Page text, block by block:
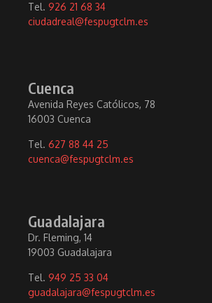
Tel. 926 21 68 34
ciudadreal@fespugtclm.es
Cuenca
Avenida Reyes Católicos, 78
16003 Cuenca
Tel. 627 88 44 25
cuenca@fespugtclm.es
Guadalajara
Dr. Fleming, 14
19003 Guadalajara
Tel. 949 25 33 04
guadalajara@fespugtclm.es